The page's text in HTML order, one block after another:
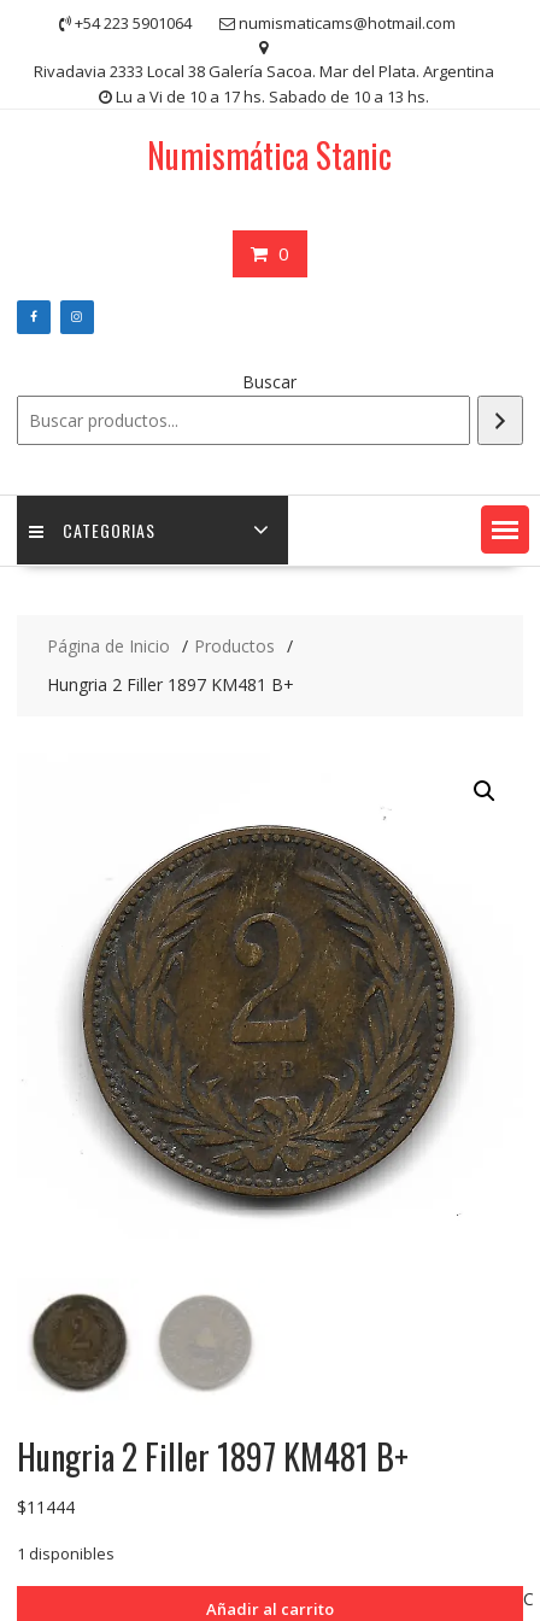
contenido
+54 223 5901064 numismaticams@hotmail.com
Rivadavia 2333 Local 38 Galería Sacoa. Mar del Plata. Argentina
Lu a Vi de 10 a 17 hs. Sabado de 10 a 13 hs.
Numismática Stanic
0
Buscar
CATEGORIAS
Página de Inicio
Productos
Hungria 2 Filler 1897 KM481 B+
Hungria 2 Filler 1897 KM481 B+
$11444
1 disponibles
Añadir al carrito
C